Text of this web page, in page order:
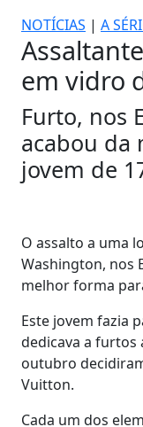
NOTÍCIAS | A
em vidro
Furto, nos
acabou da
jovem de
O assalto a uma
Washington, nos
melhor forma
Este jovem fazia
dedicava a furtos
outubro
Vuitton.
Cada um dos